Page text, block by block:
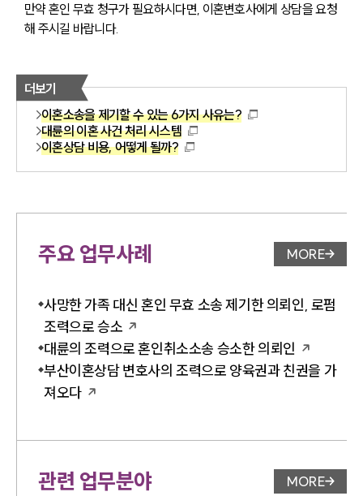
만약 혼인 무효 청구가 필요하시다면, 이혼변호사에게 상담을 요청
해 주시길 바랍니다.
더보기
이혼소송을 제기할 수 있는 6가지 사유는?
대륜의 이혼 사건 처리 시스템
이혼상담 비용, 어떻게 될까?
주요 업무사례 업무사례
MORE
사망한 가족 대신 혼인 무효 소송 제기한 의뢰인, 로펌
조력으로 승소
대륜의 조력으로 혼인취소소송 승소한 의뢰인
부산이혼상담 변호사의 조력으로 양육권과 친권을 가
져오다
관련 업무분야 업무분야
MORE